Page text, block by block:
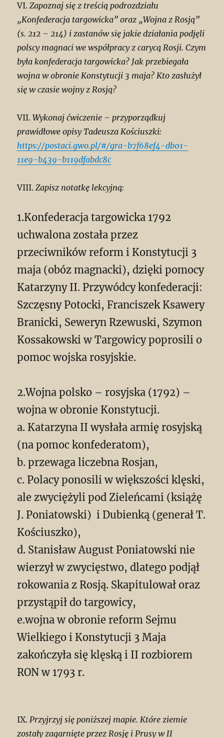
VI.Zapoznaj się z treścią podrozdziału
„Konfederacja targowicka” oraz „Wojna z Rosją”
(s. 212 – 214) i zastanów się jakie działania podjęli
polscy magnaci we współpracy z carycą Rosji. Czym
była konfederacja targowicka? Jak przebiegała
wojna w obronie Konstytucji 3 maja? Kto zasłużył
się w czasie wojny z Rosją?
VII.Wykonaj ćwiczenie – przyporządkuj
prawidłowe opisy Tadeusza Kościuszki:
https://postaci.gwo.pl/#/gra-b7f68ef4-db01-
11e9-b439-b119dfabdc8c
VIII.Zapisz notatkę lekcyjną:
1.Konfederacja targowicka 1792
uchwalona została przez
przeciwników reform i Konstytucji 3
maja (obóz magnacki), dzięki pomocy
Katarzyny II. Przywódcy konfederacji:
Szczęsny Potocki, Franciszek Ksawery
Branicki, Seweryn Rzewuski, Szymon
Kossakowski w Targowicy poprosili o
pomoc wojska rosyjskie.
2.Wojna polsko – rosyjska (1792) –
wojna w obronie Konstytucji.
a. Katarzyna II wysłała armię rosyjską
(na pomoc konfederatom),
b. przewaga liczebna Rosjan,
c. Polacy ponosili w większości klęski,
ale zwyciężyli pod Zieleńcami (książę
J. Poniatowski) i Dubienką (generał T.
Kościuszko),
d. Stanisław August Poniatowski nie
wierzył w zwycięstwo, dlatego podjął
rokowania z Rosją. Skapitulował oraz
przystąpił do targowicy,
e.wojna w obronie reform Sejmu
Wielkiego i Konstytucji 3 Maja
zakończyła się klęską i II rozbiorem
RON w 1793 r.
IX.Przyjrzyj się poniższej mapie. Które ziemie
zostały zagarnięte przez Rosję i Prusy w II